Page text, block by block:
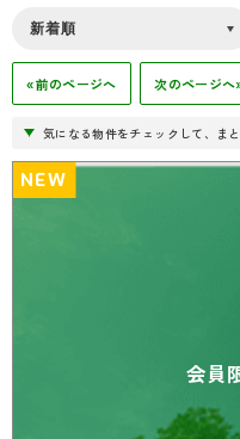
«前のページへ 次のページへ
気になる物件をチェックして、ま
会員
NEW